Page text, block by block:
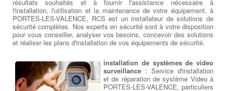
résultats souhaités et à fournir l'assistance nécessaire à
l'installation, l'utilisation et la maintenance de votre équipement. à
PORTES-LES-VALENCE, RCS est un installateur de solutions de
sécurité complètes. Nos experts en sécurité sont à votre disposition
pour vous conseiller, analyser vos besoins, concevoir des solutions
et réaliser les plans d'installation de vos équipements de sécurité.
installation de systèmes de video
surveillance : Service d'installation
et de réparation de système Video à
PORTES-LES-VALENCE, particuliers